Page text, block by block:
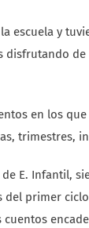
escuela y
disfrutando
en los
trimestres,
E. Infantil,
del primer
cuentos